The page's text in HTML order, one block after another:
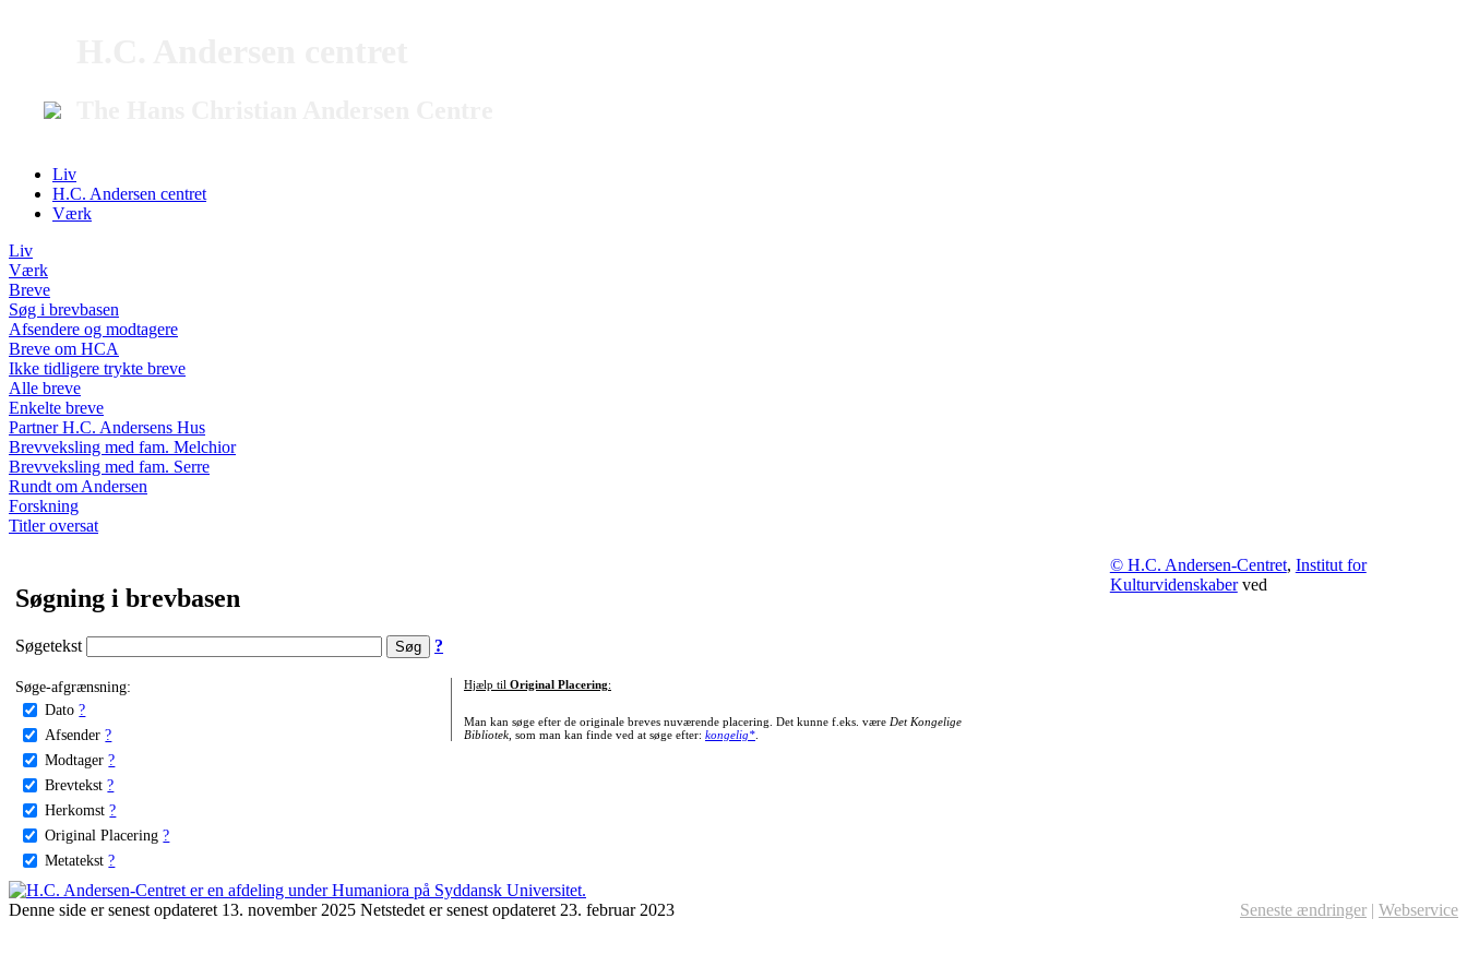
Liv
H.C. Andersen centret
Værk
Liv
Værk
Breve
Søg i brevbasen
Afsendere og modtagere
Breve om HCA
Ikke tidligere trykte breve
Alle breve
Enkelte breve
Partner H.C. Andersens Hus
Brevveksling med fam. Melchior
Brevveksling med fam. Serre
Rundt om Andersen
Forskning
Titler oversat
Søgning i brevbasen
Søgetekst ?
Søge-afgrænsning:
Dato ?
Afsender ?
Modtager ?
Brevtekst ?
Herkomst ?
Original Placering ?
Metatekst ?
Hjælp til Original Placering:
Man kan søge efter de originale breves nuværende placering. Det kunne f.eks. være Det Kongelige
Bibliotek, som man kan finde ved at søge efter: kongelig*.
© H.C. Andersen-Centret, Institut for
Kulturvidenskaberved
Denne side er senest opdateret 13. november 2025 Netstedet er senest opdateret 23. februar 2023 Seneste ændringer | Webservice